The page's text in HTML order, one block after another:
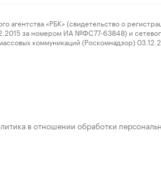
«РБК» (свидетельство о
за номером ИА №ФС77-63848) и
коммуникаций (Роскомнадзор)
в отношении обработки